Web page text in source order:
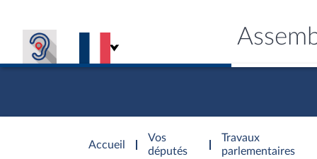
Accueil
d'accueil
Vos
députés
Travaux
parlementaires